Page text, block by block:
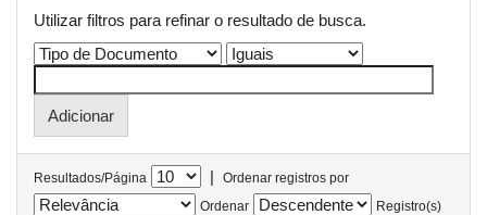
Utilizar filtros para refinar o resultado de busca.
Resultados/Página |
Ordenar registros por
Ordenar
Registro(s)